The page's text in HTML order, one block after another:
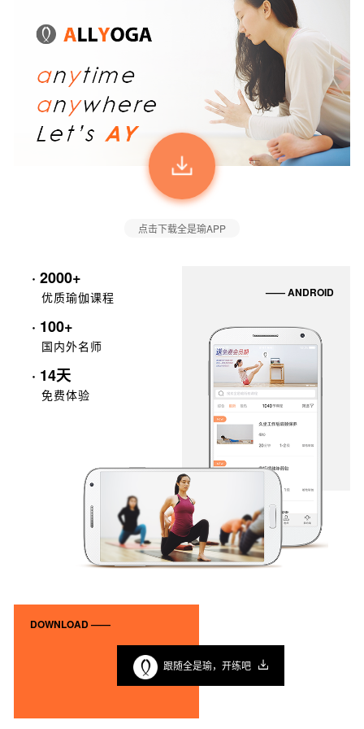
点击下载全是瑜APP
· 2000+
优质瑜伽课程
· 100+
国内外名师
· 14天
免费体验
—— ANDROID
DOWNLOAD ——
跟随全是瑜，开练吧